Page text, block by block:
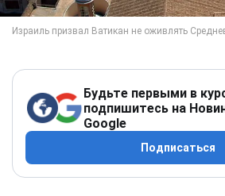
Будьте первыми в
подпишитесь на
Google
Подписаться